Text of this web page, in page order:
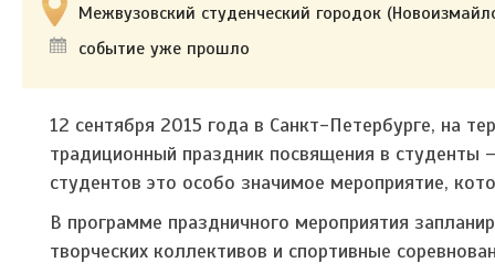
Межвузовский студенческий городок
событие уже прошло
12 сентября 2015 года в Санкт-Петербурге, на
традиционный праздник посвящения в студенты
студентов это особо значимое мероприятие,
В программе праздничного мероприятия
творческих коллективов и спортивные